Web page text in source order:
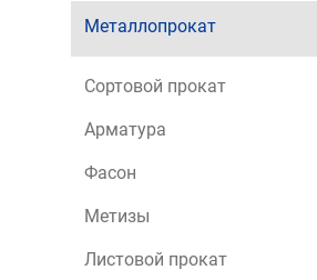
Металлопрокат
Сортовой прокат
Арматура
Фасон
Метизы
Листовой прокат